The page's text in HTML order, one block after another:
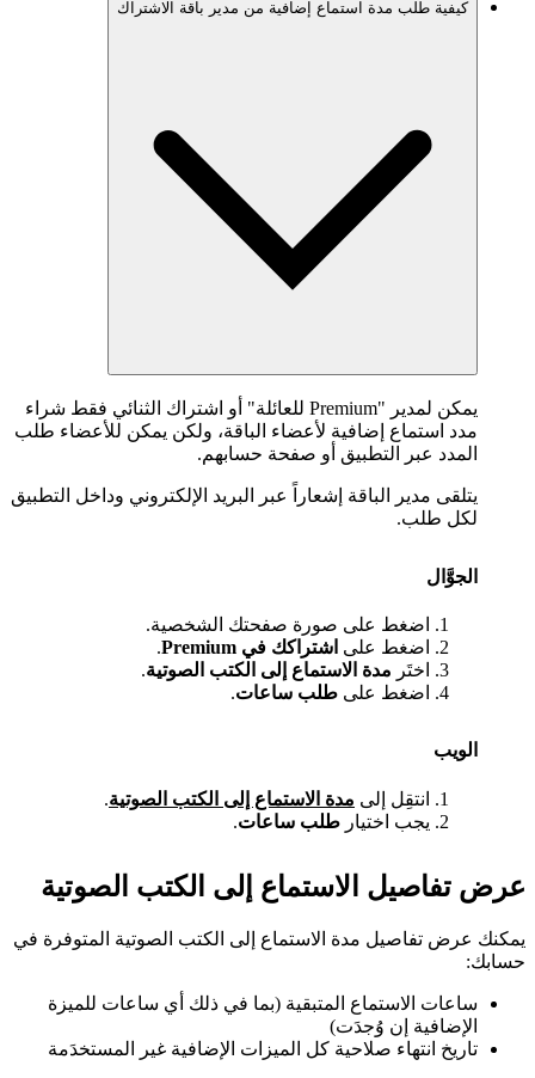
كيفية طلب مدة استماع إضافية من مدير باقة الاشتراك
يمكن لمدير "Premium للعائلة" أو اشتراك الثنائي فقط شراء
مدد استماع إضافية لأعضاء الباقة، ولكن يمكن للأعضاء طلب
المدد عبر التطبيق أو صفحة حسابهم.
يتلقى مدير الباقة إشعاراً عبر البريد الإلكتروني وداخل التطبيق
لكل طلب.
الجوَّال
اضغط على صورة صفحتك الشخصية.
اضغط على اشتراكك في Premium
.
اختَر مدة الاستماع إلى الكتب الصوتية.
اضغط على طلب ساعات.
الويب
انتقِل إلى مدة الاستماع إلى الكتب الصوتية.
يجب اختيار طلب ساعات.
عرض تفاصيل الاستماع إلى الكتب الصوتية
يمكنك عرض تفاصيل مدة الاستماع إلى الكتب الصوتية المتوفرة في
حسابك:
ساعات الاستماع المتبقية (بما في ذلك أي ساعات للميزة
الإضافية إن وُجدَت)
تاريخ انتهاء صلاحية كل الميزات الإضافية غير المستخدَمة